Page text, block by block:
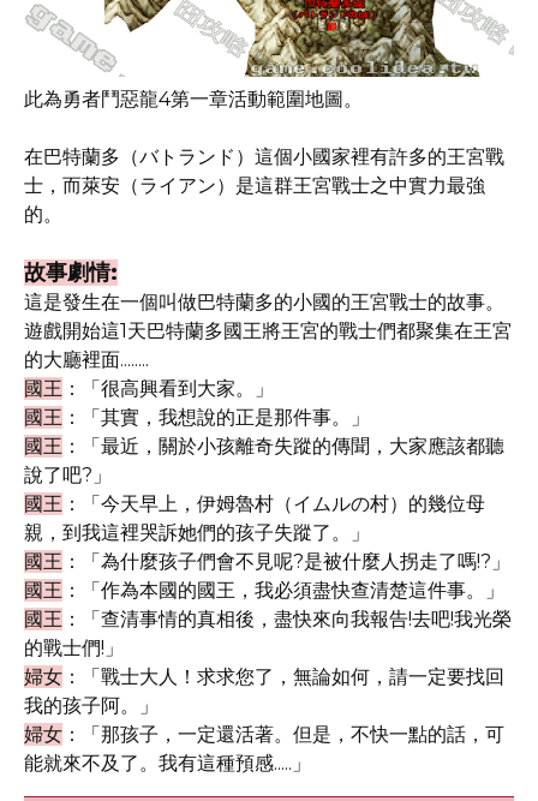
此為勇者鬥惡龍4第一章活動範圍地圖。
在巴特蘭多（バトランド）這個小國家裡有許多的王宮戰
士，而萊安（ライアン）是這群王宮戰士之中實力最強
的。
故事劇情:
這是發生在一個叫做巴特蘭多的小國的王宮戰士的故事。
遊戲開始這1天巴特蘭多國王將王宮的戰士們都聚集在王宮
的大廳裡面........
國王 ：「很高興看到大家。」
國王 ：「其實，我想說的正是那件事。」
國王 ：「最近，關於小孩離奇失蹤的傳聞，大家應該都聽
說了吧?」
國王 ：「今天早上，伊姆魯村（イムルの村）的幾位母
親，到我這裡哭訴她們的孩子失蹤了。」
國王 ：「為什麼孩子們會不見呢?是被什麼人拐走了嗎!?」
國王 ：「作為本國的國王，我必須盡快查清楚這件事。」
國王 ：「查清事情的真相後，盡快來向我報告!去吧!我光榮
的戰士們!」
婦女 ：「戰士大人！求求您了，無論如何，請一定要找回
我的孩子阿。」
婦女 ：「那孩子，一定還活著。但是，不快一點的話，可
能就來不及了。我有這種預感.....」